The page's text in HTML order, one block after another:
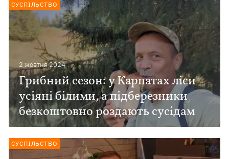
2 жовтня 2024
Грибний сезон: у Карпатах ліси
усіяні білими, а підберезники
безкоштовно роздають сусідам
СУСПІЛЬСТВО
СУСПІЛЬСТВО